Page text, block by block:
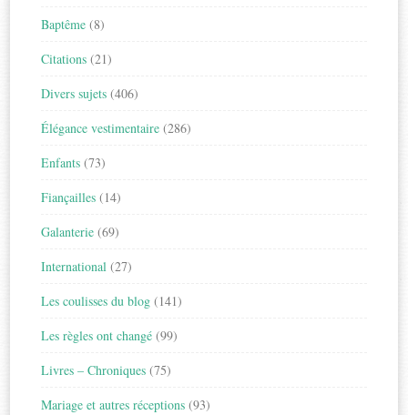
Baptême (8)
Citations (21)
Divers sujets (406)
Élégance vestimentaire (286)
Enfants (73)
Fiançailles (14)
Galanterie (69)
International (27)
Les coulisses du blog (141)
Les règles ont changé (99)
Livres – Chroniques (75)
Mariage et autres réceptions (93)